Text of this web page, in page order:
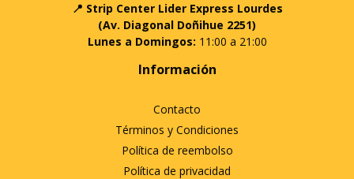
📍 Strip Center Lider Express Lourdes
(Av. Diagonal Doñihue 2251)
Lunes a Domingos: 11:00 a 21:00
Información
Contacto
Términos y Condiciones
Política de reembolso
Política de privacidad